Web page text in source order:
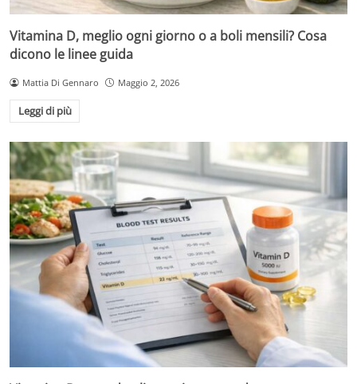
Vitamina D, meglio ogni giorno o a boli mensili? Cosa
dicono le linee guida
Mattia Di Gennaro Maggio 2, 2026
Leggi di più